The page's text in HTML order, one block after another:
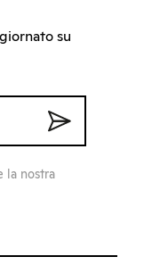
su
la nostra